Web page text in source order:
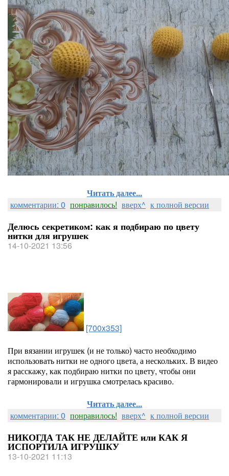
Читать далее...
комментарии: 0 понравилось! вверх^ к полной версии
Делюсь секретиком: как я подбираю по цвету
нитки для игрушек
14-10-2021 13:56
[700x353]
При вязании игрушек (и не только) часто необходимо
использовать нитки не одного цвета, а нескольких. В видео
я расскажу, как подбираю нитки по цвету, чтобы они
гармонировали и игрушка смотрелась красиво.
Читать далее...
комментарии: 0 понравилось! вверх^ к полной версии
НИКОГДА ТАК НЕ ДЕЛАЙТЕ или КАК Я
ИСПОРТИЛА ИГРУШКУ
13-10-2021 11:13